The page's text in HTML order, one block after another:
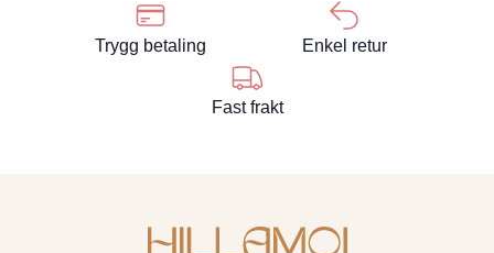
Trygg betaling Enkel retur
Fast frakt